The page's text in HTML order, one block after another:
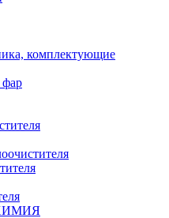
комплектующие
фар